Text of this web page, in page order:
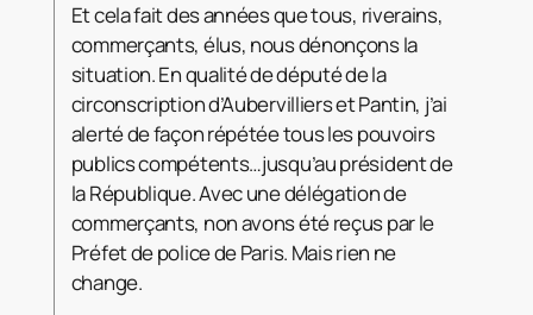
Et cela fait des années que tous, riverains,
commerçants, élus, nous dénonçons la
situation. En qualité de député de la
circonscription d’Aubervilliers et Pantin, j’ai
alerté de façon répétée tous les pouvoirs
publics compétents…jusqu’au président de
la République. Avec une délégation de
commerçants, non avons été reçus par le
Préfet de police de Paris. Mais rien ne
change.